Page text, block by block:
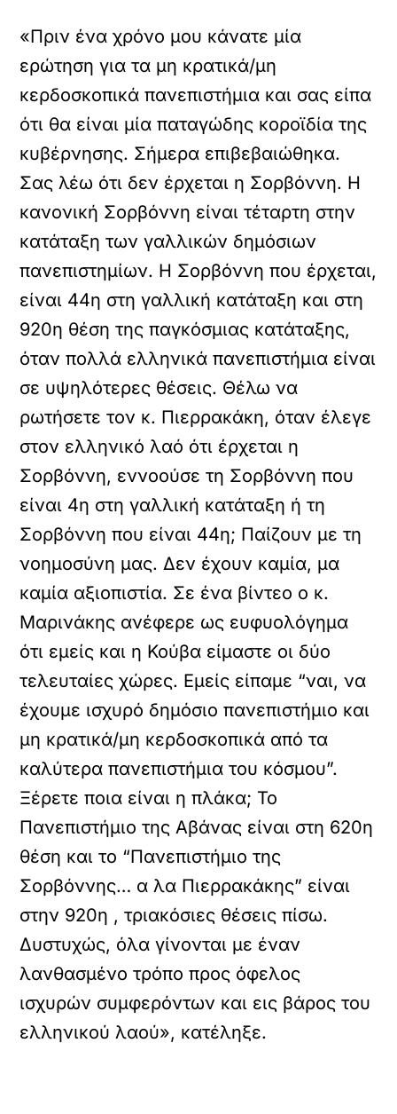
«Πριν ένα χρόνο μου κάνατε μία
ερώτηση για τα μη κρατικά/μη
κερδοσκοπικά πανεπιστήμια και σας είπα
ότι θα είναι μία παταγώδης κοροϊδία της
κυβέρνησης. Σήμερα επιβεβαιώθηκα.
Σας λέω ότι δεν έρχεται η Σορβόννη. Η
κανονική Σορβόννη είναι τέταρτη στην
κατάταξη των γαλλικών δημόσιων
πανεπιστημίων. Η Σορβόννη που έρχεται,
είναι 44η στη γαλλική κατάταξη και στη
920η θέση της παγκόσμιας κατάταξης,
όταν πολλά ελληνικά πανεπιστήμια είναι
σε υψηλότερες θέσεις. Θέλω να
ρωτήσετε τον κ. Πιερρακάκη, όταν έλεγε
στον ελληνικό λαό ότι έρχεται η
Σορβόννη, εννοούσε τη Σορβόννη που
είναι 4η στη γαλλική κατάταξη ή τη
Σορβόννη που είναι 44η; Παίζουν με τη
νοημοσύνη μας. Δεν έχουν καμία, μα
καμία αξιοπιστία. Σε ένα βίντεο ο κ.
Μαρινάκης ανέφερε ως ευφυολόγημα
ότι εμείς και η Κούβα είμαστε οι δύο
τελευταίες χώρες. Εμείς είπαμε “ναι, να
έχουμε ισχυρό δημόσιο πανεπιστήμιο και
μη κρατικά/μη κερδοσκοπικά από τα
καλύτερα πανεπιστήμια του κόσμου”.
Ξέρετε ποια είναι η πλάκα; Το
Πανεπιστήμιο της Αβάνας είναι στη 620η
θέση και το “Πανεπιστήμιο της
Σορβόννης… α λα Πιερρακάκης” είναι
στην 920η , τριακόσιες θέσεις πίσω.
Δυστυχώς, όλα γίνονται με έναν
λανθασμένο τρόπο προς όφελος
ισχυρών συμφερόντων και εις βάρος του
ελληνικού λαού», κατέληξε.